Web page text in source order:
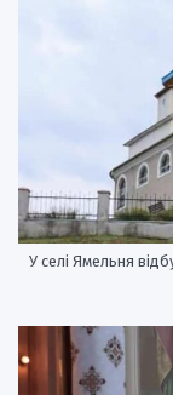
У селі Ямельня